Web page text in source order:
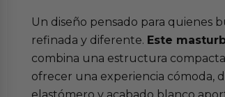
Un diseño pensado para quienes
refinada y diferente. Este
combina una estructura
ofrecer una experiencia cómoda,